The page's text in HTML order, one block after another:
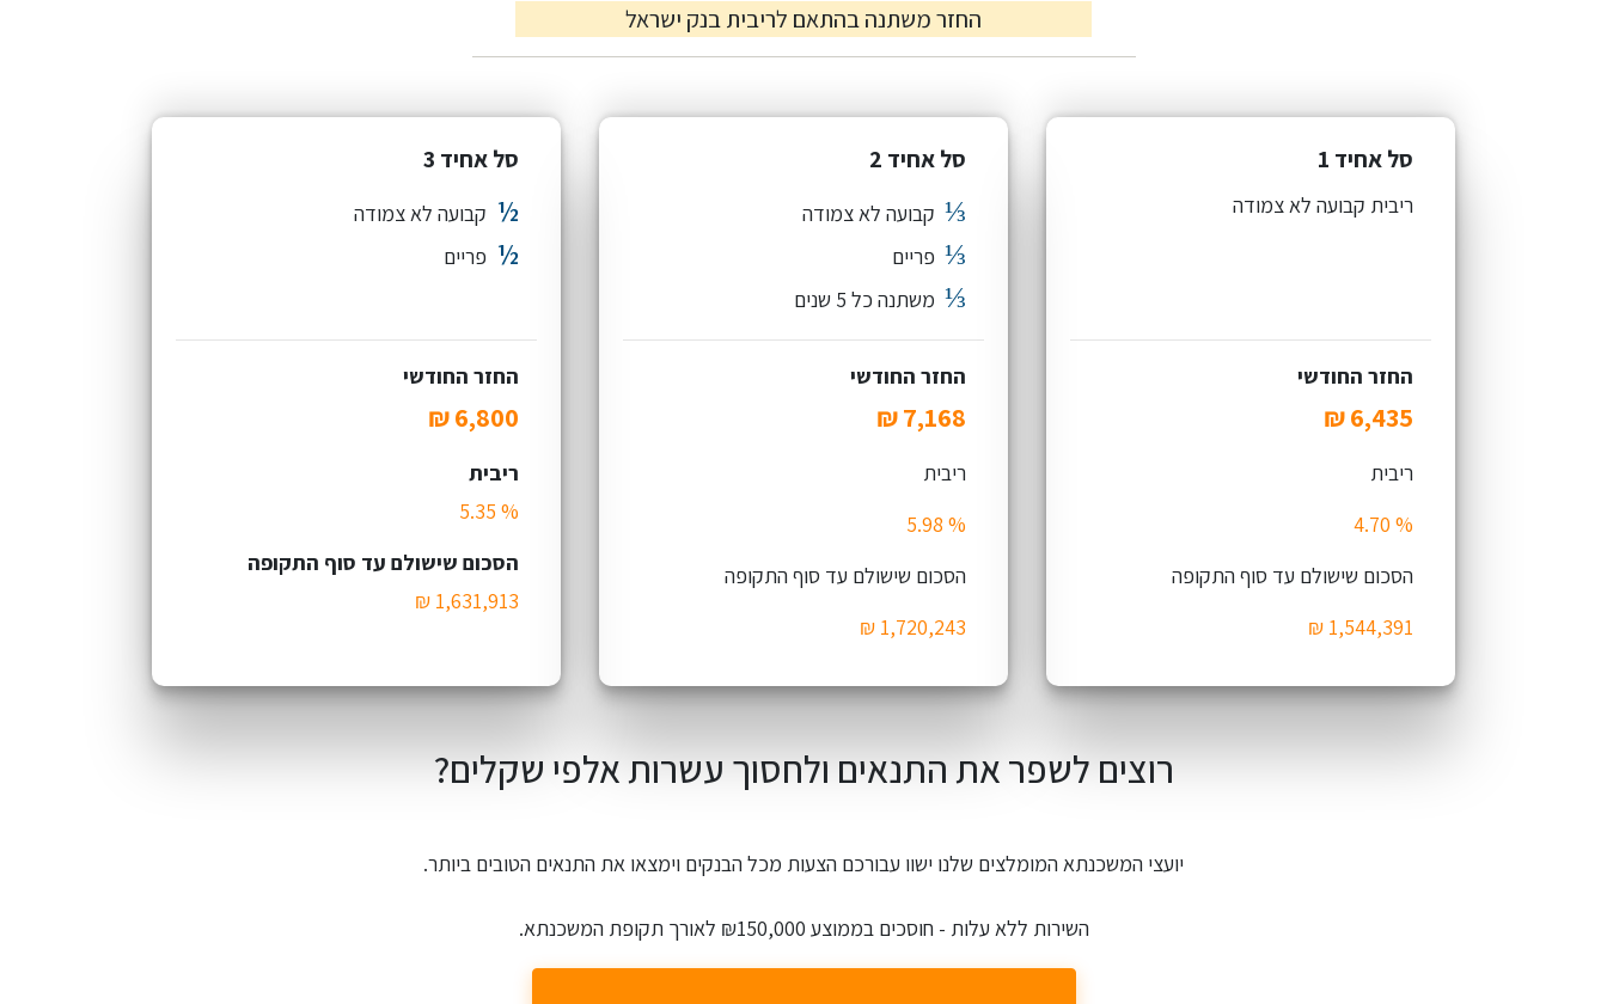
החזר משתנה בהתאם לריבית בנק ישראל
סל אחיד 1
ריבית קבועה לא צמודה
החזר החודשי
ריבית
% 4.70
הסכום שישולם עד סוף התקופה
סל אחיד 2
⅓ קבועה לא צמודה
⅓ פריים
⅓ משתנה כל 5 שנים
החזר החודשי
ריבית
% 5.98
הסכום שישולם עד סוף התקופה
סל אחיד 3
½ קבועה לא צמודה
½ פריים
החזר החודשי
ריבית
% 5.35
הסכום שישולם עד סוף התקופה
רוצים לשפר את התנאים ולחסוך עשרות אלפי שקלים?
השירות ללא עלות - חוסכים בממוצע ₪150,000 לאורך תקופת המשכנתא.